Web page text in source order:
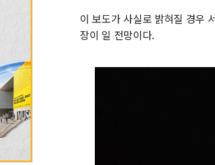
이 보도가 사실로 밝혀질 경우
장이 일 전망이다.